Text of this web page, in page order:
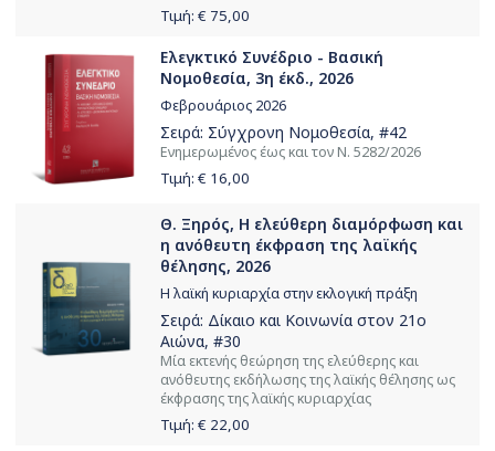
Τιμή: € 75,00
Ελεγκτικό Συνέδριο - Βασική
Νομοθεσία, 3η έκδ., 2026
Φεβρουάριος 2026
Σειρά: Σύγχρονη Νομοθεσία, #42
Ενημερωμένος έως και τον Ν. 5282/2026
Τιμή: € 16,00
Θ. Ξηρός, H ελεύθερη διαµόρφωση και
η ανόθευτη έκφραση της λαϊκής
θέλησης, 2026
H λαϊκή κυριαρχία στην εκλογική πράξη
Σειρά: Δίκαιο και Κοινωνία στον 21ο
Αιώνα, #30
Μία εκτενής θεώρηση της ελεύθερης και
ανόθευτης εκδήλωσης της λαϊκής θέλησης ως
έκφρασης της λαϊκής κυριαρχίας
Τιμή: € 22,00